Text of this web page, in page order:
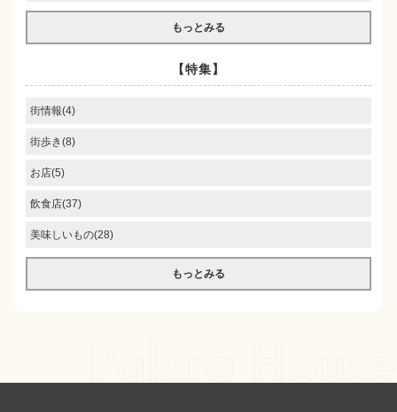
もっとみる
【特集】
街情報(4)
街歩き(8)
お店(5)
飲食店(37)
美味しいもの(28)
もっとみる